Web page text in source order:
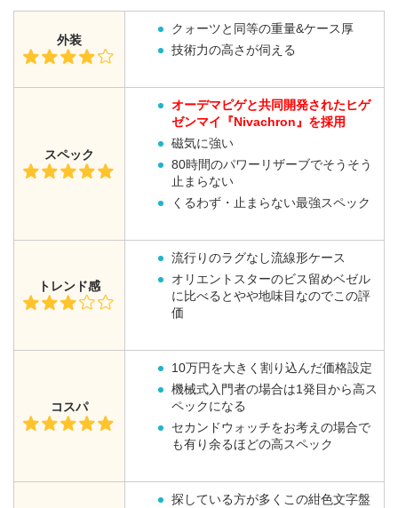
外装
クォーツと同等の重量&ケース厚
技術力の高さが伺える
スペック
オーデマピゲと共同開発されたヒゲ
ゼンマイ『Nivachron』を採用
磁気に強い
80時間のパワーリザーブでそうそう
止まらない
くるわず・止まらない最強スペック
トレンド感
流行りのラグなし流線形ケース
オリエントスターのビス留めベゼル
に比べるとやや地味目なのでこの評
価
コスパ
10万円を大きく割り込んだ価格設定
機械式入門者の場合は1発目から高ス
ペックになる
セカンドウォッチをお考えの場合で
も有り余るほどの高スペック
探している方が多くこの紺色文字盤